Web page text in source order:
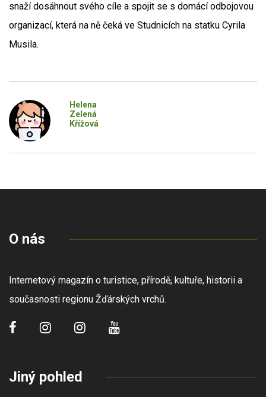
snaží dosáhnout svého cíle a spojit se s domácí odbojovou
organizací, která na ně čeká ve Studnicích na statku Cyrila
Musila.
Helena
Zelená
Křížová
O nás
Internetový magazín o turistice, přírodě, kultuře, historii a
současnosti regionu Žďárských vrchů.
Jiný pohled